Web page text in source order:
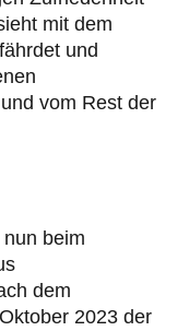
mit dem
und
vom Rest der
beim
dem
2023 der